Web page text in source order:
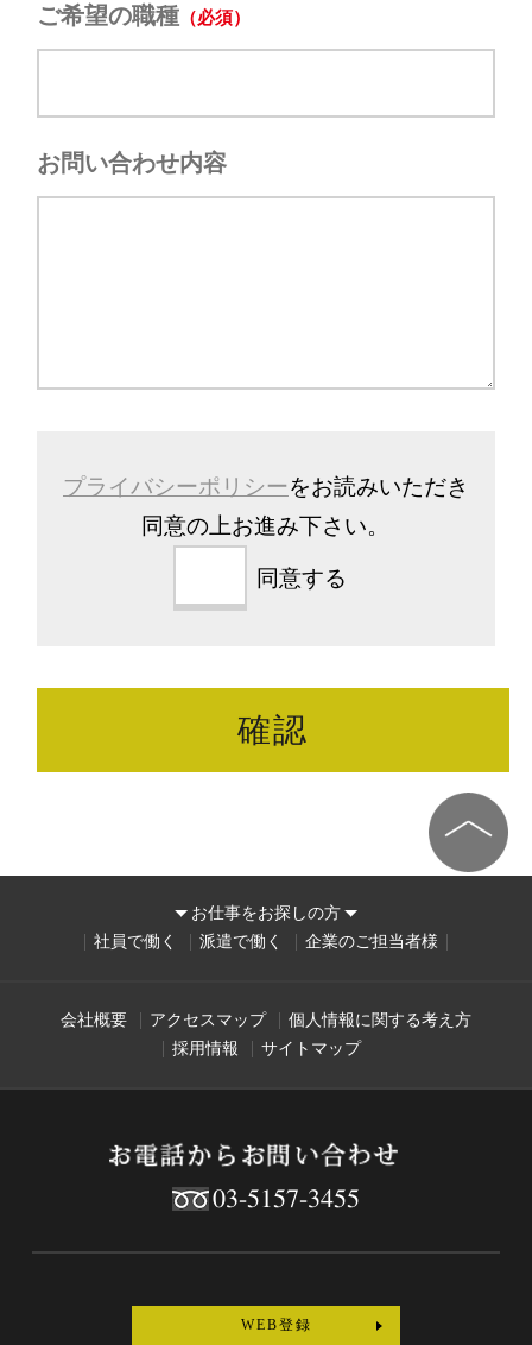
ご希望の職種
お問い合わせ内容
プライバシーポリシーをお読みいただき
同意の上お進み下さい。
同意する
お仕事をお探しの方
社員で働く
派遣で働く 企業のご担当者様
会社概要 アクセスマップ
個人情報に関する考え方
採用情報
サイトマップ
03-5157-3455
WEB登録